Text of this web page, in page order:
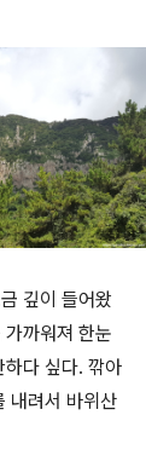
깊이 들어왔
까워져 한눈
다 싶다. 깎아
내려서 바위산